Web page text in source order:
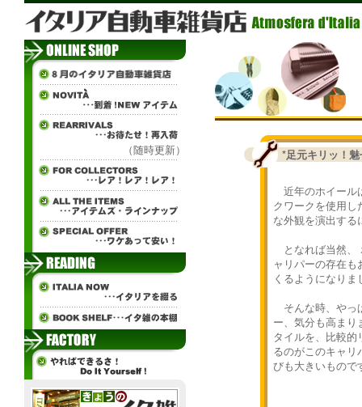
（随時更新） *足元キリッ！
近年のホイール
クワークを使用
な外観を演出する
となれば当然、
ャリパーの存在
くるようになりま
そんな時、やっ
ー、気分も高ま
タイルを、比較
るのがこのキャ
びも大きいもので